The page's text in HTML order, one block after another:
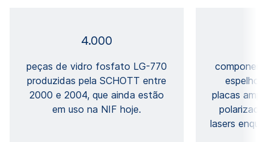
4.000
peças de vidro fosfato LG-770
produzidas pela SCHOTT entre
2000 e 2004, que ainda estão
em uso na NIF hoje.
placas
lasers